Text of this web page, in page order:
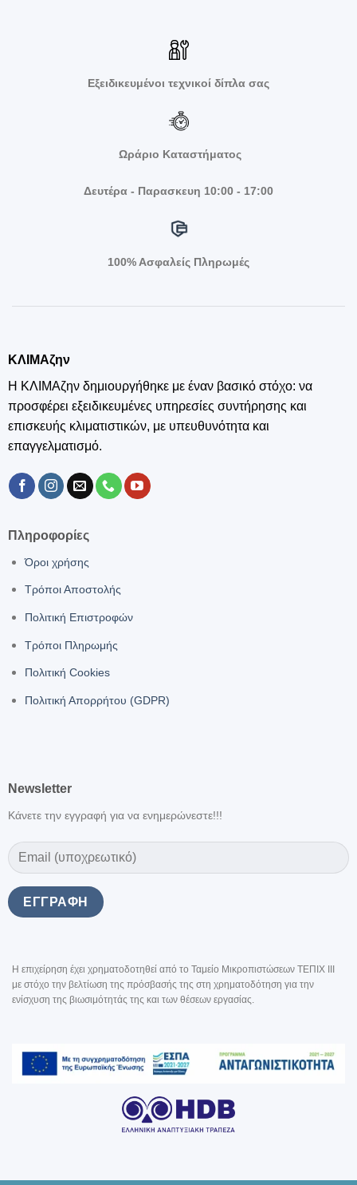
Εξειδικευμένοι τεχνικοί δίπλα σας
Ωράριο Καταστήματος
Δευτέρα - Παρασκευη 10:00 - 17:00
100% Ασφαλείς Πληρωμές
ΚΛΙΜΑζην
Η ΚΛΙΜΑζην δημιουργήθηκε με έναν βασικό στόχο: να
προσφέρει εξειδικευμένες υπηρεσίες συντήρησης και
επισκευής κλιματιστικών, με υπευθυνότητα και
επαγγελματισμό.
Πληροφορίες
Όροι χρήσης
Τρόποι Αποστολής
Πολιτική Επιστροφών
Τρόποι Πληρωμής
Πολιτική Cookies
Πολιτική Απορρήτου (GDPR)
Newsletter
Κάνετε την εγγραφή για να ενημερώνεστε!!!
Η επιχείρηση έχει χρηματοδοτηθεί από το Ταμείο Μικροπιστώσεων ΤΕΠΙΧ III
με στόχο την βελτίωση της πρόσβασής της στη χρηματοδότηση για την
ενίσχυση της βιωσιμότητάς της και των θέσεων εργασίας.